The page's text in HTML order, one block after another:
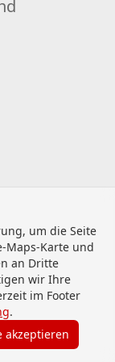
um die Seite
Maps-Karte und
an Dritte
wir Ihre
im Footer
.
akzeptieren